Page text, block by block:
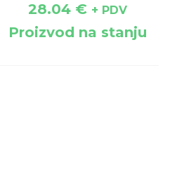
28.04 € + PDV
Proizvod na stanju